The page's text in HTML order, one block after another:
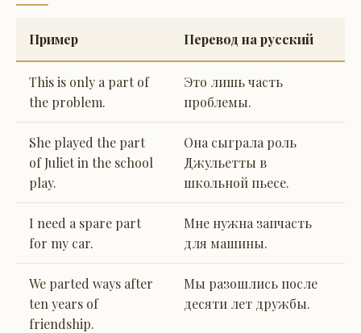
Пример Перевод на русский
This is only a part of
the problem.
Это лишь часть
проблемы.
She played the part
of Juliet in the school
play.
Она сыграла роль
Джульетты в
школьной пьесе.
I need a spare part
for my car.
Мне нужна запчасть
для машины.
We parted ways after
ten years of
friendship.
Мы разошлись после
десяти лет дружбы.